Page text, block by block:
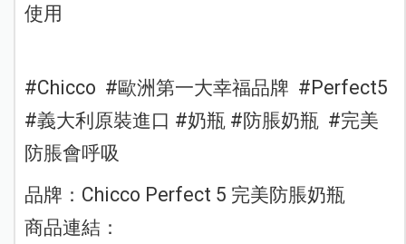
使用
#Chicco #歐洲第一大幸福品牌 #Perfect5
#義大利原裝進口 #奶瓶 #防脹奶瓶 #完美
防脹會呼吸
品牌：Chicco Perfect 5 完美防脹奶瓶
商品連結：